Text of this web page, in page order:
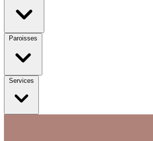
Paroisses
Services